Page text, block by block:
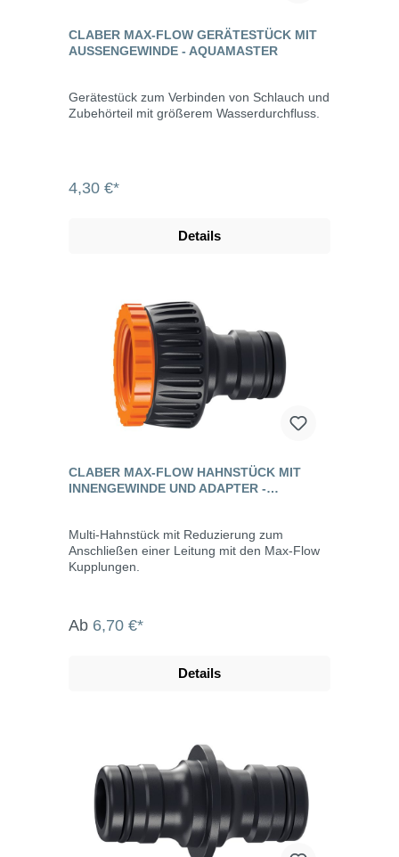
CLABER MAX-FLOW GERÄTESTÜCK MIT
AUSSENGEWINDE - AQUAMASTER
Gerätestück zum Verbinden von Schlauch und
Zubehörteil mit größerem Wasserdurchfluss.
4,30 €*
Details
CLABER MAX-FLOW HAHNSTÜCK MIT
INNENGEWINDE UND ADAPTER -
Multi-Hahnstück mit Reduzierung zum
Anschließen einer Leitung mit den Max-Flow
Kupplungen.
Ab 6,70 €*
Details